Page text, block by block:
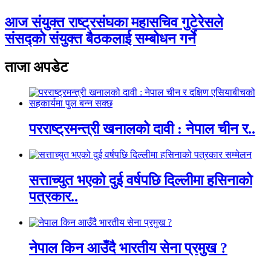
आज संयुक्त राष्ट्रसंघका महासचिव गुटेरेसले
संसद्को संयुक्त बैठकलाई सम्बोधन गर्ने
ताजा अपडेट
परराष्ट्रमन्त्री खनालको दावी : नेपाल चीन र..
सत्ताच्युत भएको दुई वर्षपछि दिल्लीमा हसिनाको
पत्रकार..
नेपाल किन आउँदै भारतीय सेना प्रमुख ?